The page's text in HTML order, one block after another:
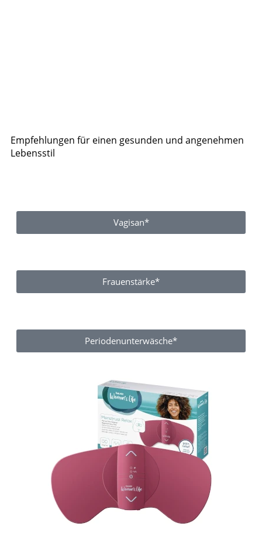
Empfehlungen für einen gesunden und angenehmen
Lebensstil
Vagisan*
Frauenstärke*
Periodenunterwäsche*